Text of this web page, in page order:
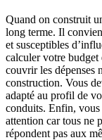
Quand on construit
long terme. Il
et susceptibles
calculer votre budget
couvrir les dépenses
construction. Vous
adapté au profil de
conduits. Enfin,
attention car tous ne
répondent pas aux